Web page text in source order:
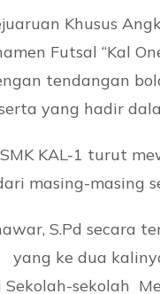
Khusus
Futsal “Kal
tendangan
yang hadir
KAL-1 turut
masing-masing
S.Pd
yang ke dua
sekolah